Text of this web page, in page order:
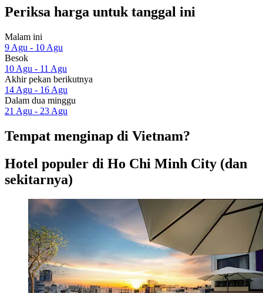
Periksa harga untuk tanggal ini
Malam ini
9 Agu - 10 Agu
Besok
10 Agu - 11 Agu
Akhir pekan berikutnya
14 Agu - 16 Agu
Dalam dua minggu
21 Agu - 23 Agu
Tempat menginap di Vietnam?
Hotel populer di Ho Chi Minh City (dan
sekitarnya)